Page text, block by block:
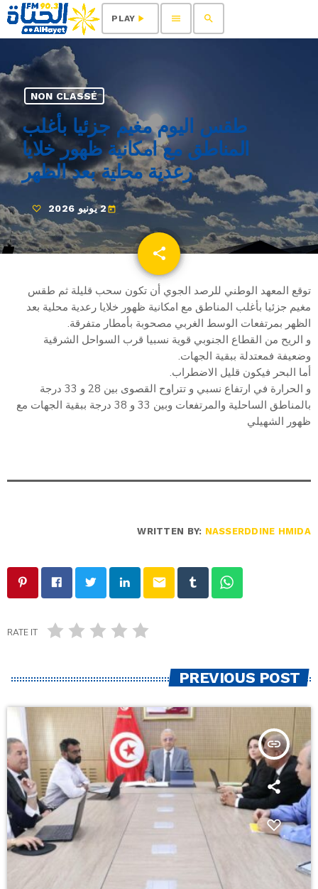
search
menu
play_arrow
PLAY
NON CLASSÉ
طقس اليوم مغيم جزئيا بأغلب
المناطق مع امكانية ظهور خلايا
رعدية محلية بعد الظهر
today 2 يونيو 2026
share
email
توقع المعهد الوطني للرصد الجوي أن تكون سحب قليلة ثم طقس
مغيم جزئيا بأغلب المناطق مع امكانية ظهور خلايا رعدية محلية بعد
الظهر بمرتفعات الوسط الغربي مصحوبة بأمطار متفرقة.
و الريح من القطاع الجنوبي قوية نسبيا قرب السواحل الشرقية
وضعيفة فمعتدلة ببقية الجهات.
أما البحر فيكون قليل الاضطراب.
و الحرارة في ارتفاع نسبي و تتراوح القصوى بين 28 و 33 درجة
بالمناطق الساحلية والمرتفعات وبين 33 و 38 درجة ببقية الجهات مع
ظهور الشهيلي
WRITTEN BY: NASSERDDINE HMIDA
email
RATE IT
PREVIOUS POST
insert_link